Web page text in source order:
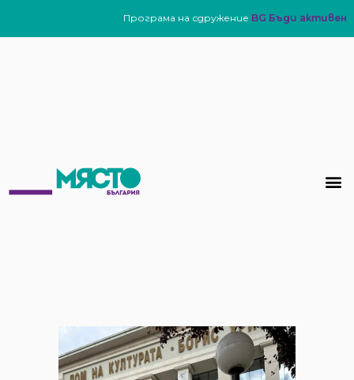
Програма на сдружение BG Бъди активен